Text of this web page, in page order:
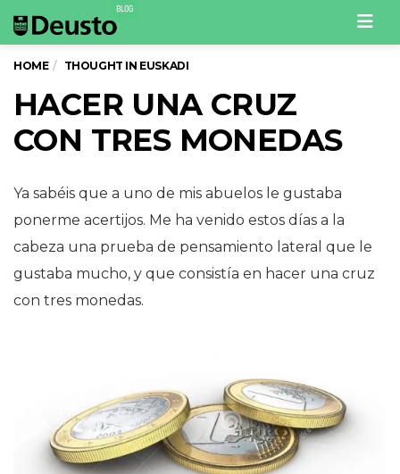
HOME THOUGHT IN EUSKADI
HACER UNA CRUZ
CON TRES MONEDAS
Ya sabéis que a uno de mis abuelos le gustaba
ponerme acertijos. Me ha venido estos días a la
cabeza una prueba de pensamiento lateral que le
gustaba mucho, y que consistía en hacer una cruz
con tres monedas.